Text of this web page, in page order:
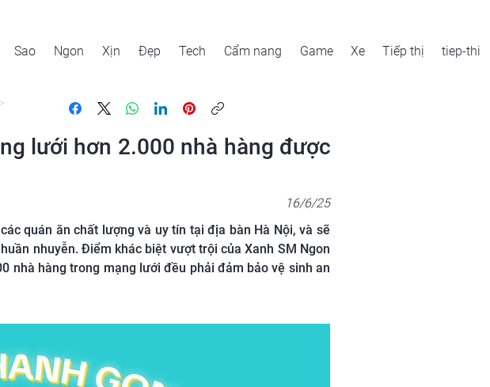
Sao Ngon Xịn Đẹp Tech Cẩm nang Game Xe Tiếp thị tiep-thi
lưới hơn 2.000 nhà hàng được
16/6/25
quán ăn chất lượng và uy tín tại địa bàn Hà Nội, và sẽ
nhuyễn. Điểm khác biệt vượt trội của Xanh SM Ngon
nhà hàng trong mạng lưới đều phải đảm bảo vệ sinh an